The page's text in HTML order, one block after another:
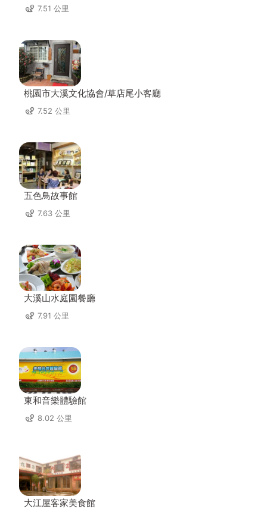
7.51 公里
桃園市大溪文化協會/草店尾小客廳
7.52 公里
五色鳥故事館
7.63 公里
大溪山水庭園餐廳
7.91 公里
東和音樂體驗館
8.02 公里
大江屋客家美食館